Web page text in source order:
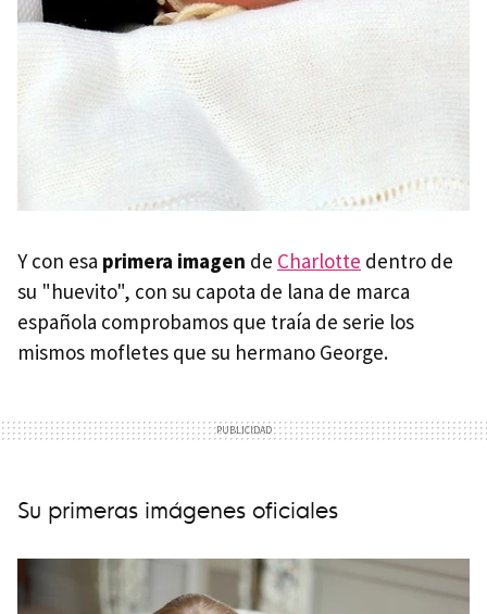
Y con esa primera imagen de Charlotte dentro de
su "huevito", con su capota de lana de marca
española comprobamos que traía de serie los
mismos mofletes que su hermano George.
Su primeras imágenes oficiales